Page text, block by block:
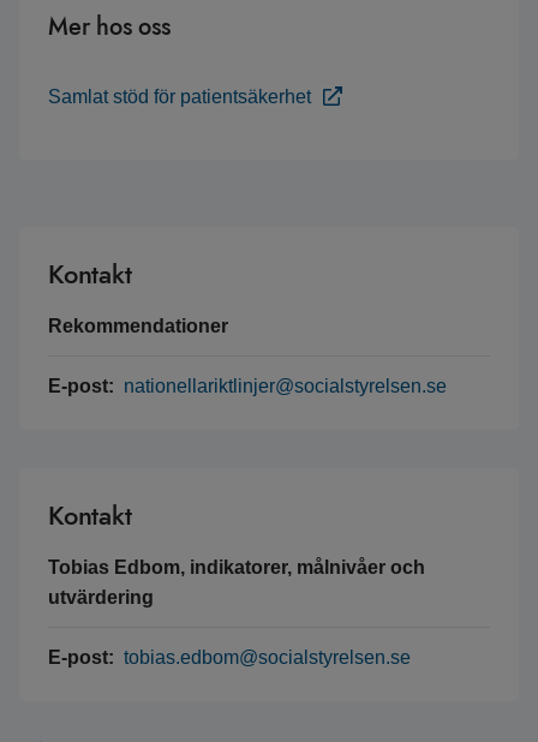
Mer hos oss
Samlat stöd för patientsäkerhet
Kontakt
Rekommendationer
E-post: nationellariktlinjer@socialstyrelsen.se
Kontakt
Tobias Edbom, indikatorer, målnivåer och
utvärdering
E-post: tobias.edbom@socialstyrelsen.se